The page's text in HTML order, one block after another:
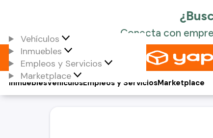
Vehículos
Inmuebles
Empleos y Servicios
Marketplace
Vehículos
Inmuebles Empleos y ServiciosMarketplace